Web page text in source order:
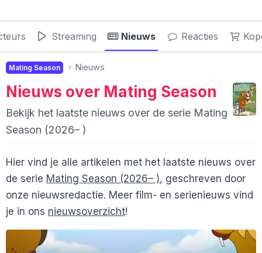
Streaming Nieuws Reacties
Mating Season Nieuws
Nieuws over Mating Season
Bekijk het laatste nieuws over de serie Mating
Season (2026– )
Hier vind je alle artikelen met het laatste nieuws over
de serie Mating Season (2026– ), geschreven door
onze nieuwsredactie. Meer film- en serienieuws vind
je in ons nieuwsoverzicht!